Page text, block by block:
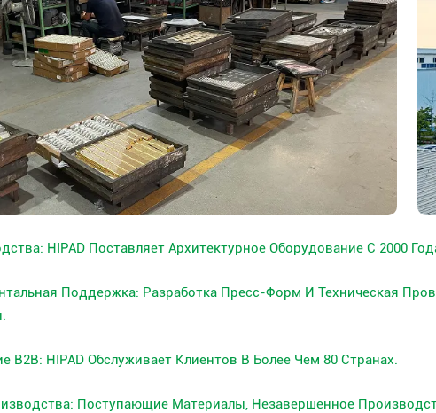
HIPAD Поставляет Архитектурное Оборудование С 2000
Поддержка: Разработка Пресс-Форм И Техническая
B2B: HIPAD Обслуживает Клиентов В Более Чем 80 Странах.
Поступающие Материалы, Незавершенное